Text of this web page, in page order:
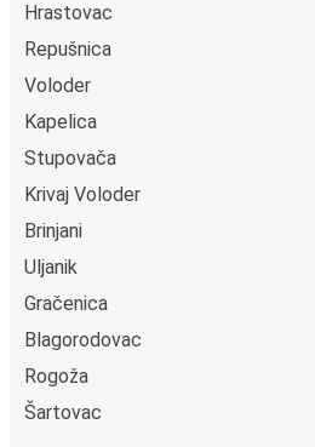
Hrastovac
Repušnica
Voloder
Kapelica
Stupovača
Krivaj Voloder
Brinjani
Uljanik
Gračenica
Blagorodovac
Rogoža
Šartovac